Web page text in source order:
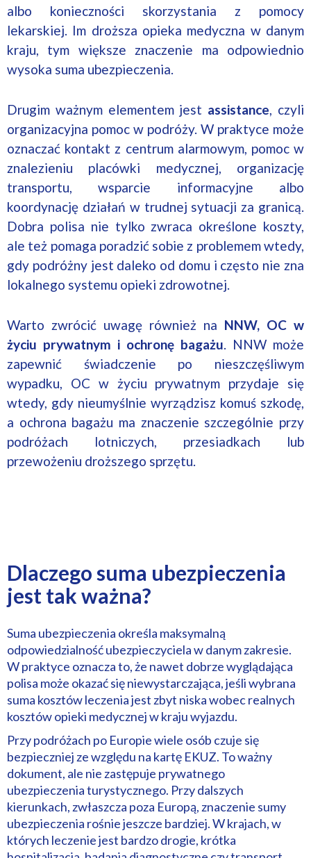
albo konieczności skorzystania z pomocy
lekarskiej. Im droższa opieka medyczna w danym
kraju, tym większe znaczenie ma odpowiednio
wysoka suma ubezpieczenia.
Drugim ważnym elementem jest assistance, czyli
organizacyjna pomoc w podróży. W praktyce może
oznaczać kontakt z centrum alarmowym, pomoc w
znalezieniu placówki medycznej, organizację
transportu, wsparcie informacyjne albo
koordynację działań w trudnej sytuacji za granicą.
Dobra polisa nie tylko zwraca określone koszty,
ale też pomaga poradzić sobie z problemem wtedy,
gdy podróżny jest daleko od domu i często nie zna
lokalnego systemu opieki zdrowotnej.
Warto zwrócić uwagę również na NNW, OC w
życiu prywatnym i ochronę bagażu. NNW może
zapewnić świadczenie po nieszczęśliwym
wypadku, OC w życiu prywatnym przydaje się
wtedy, gdy nieumyślnie wyrządzisz komuś szkodę,
a ochrona bagażu ma znaczenie szczególnie przy
podróżach lotniczych, przesiadkach lub
przewożeniu droższego sprzętu.
Dlaczego suma ubezpieczenia
jest tak ważna?
Suma ubezpieczenia określa maksymalną
odpowiedzialność ubezpieczyciela w danym zakresie.
W praktyce oznacza to, że nawet dobrze wyglądająca
polisa może okazać się niewystarczająca, jeśli wybrana
suma kosztów leczenia jest zbyt niska wobec realnych
kosztów opieki medycznej w kraju wyjazdu.
Przy podróżach po Europie wiele osób czuje się
bezpieczniej ze względu na kartę EKUZ. To ważny
dokument, ale nie zastępuje prywatnego
ubezpieczenia turystycznego. Przy dalszych
kierunkach, zwłaszcza poza Europą, znaczenie sumy
ubezpieczenia rośnie jeszcze bardziej. W krajach, w
których leczenie jest bardzo drogie, krótka